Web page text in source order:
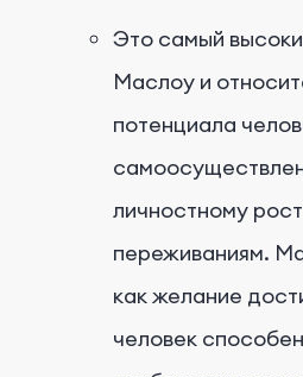
Это самый
Маслоу и
потенциала
личностному
переживаниям.
как желание
человек